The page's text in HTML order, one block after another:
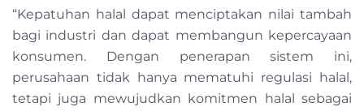
“Kepatuhan halal dapat menciptakan nilai tambah
bagi industri dan dapat membangun kepercayaan
konsumen. Dengan penerapan sistem ini,
perusahaan tidak hanya mematuhi regulasi halal,
tetapi juga mewujudkan komitmen halal sebagai